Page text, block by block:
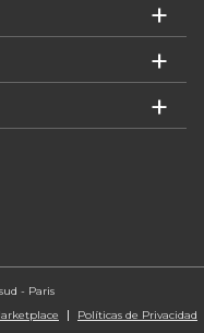
- Paris
Políticas de Privacidad